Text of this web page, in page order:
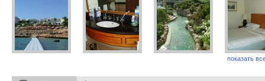
показать